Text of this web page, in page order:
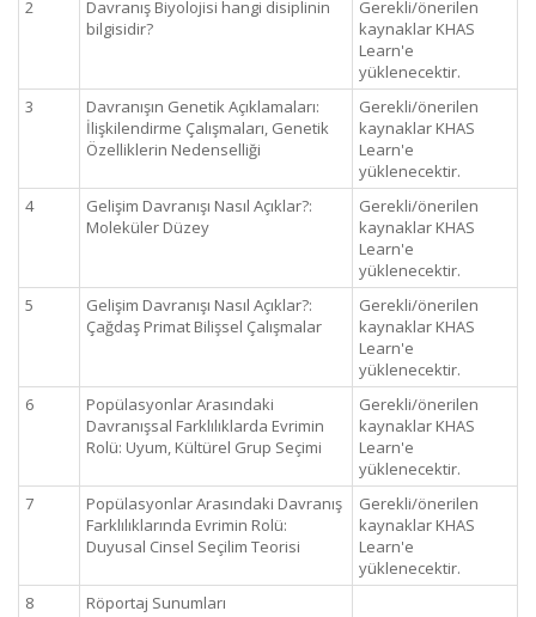
2
Davranış Biyolojisi hangi disiplinin
bilgisidir?
Gerekli/önerilen
kaynaklar KHAS
Learn'e
yüklenecektir.
3
Davranışın Genetik Açıklamaları:
İlişkilendirme Çalışmaları, Genetik
Özelliklerin Nedenselliği
Gerekli/önerilen
kaynaklar KHAS
Learn'e
yüklenecektir.
4
Gelişim Davranışı Nasıl Açıklar?:
Moleküler Düzey
Gerekli/önerilen
kaynaklar KHAS
Learn'e
yüklenecektir.
5
Gelişim Davranışı Nasıl Açıklar?:
Çağdaş Primat Bilişsel Çalışmalar
Gerekli/önerilen
kaynaklar KHAS
Learn'e
yüklenecektir.
6
Popülasyonlar Arasındaki
Davranışsal Farklılıklarda Evrimin
Rolü: Uyum, Kültürel Grup Seçimi
Gerekli/önerilen
kaynaklar KHAS
Learn'e
yüklenecektir.
7
Popülasyonlar Arasındaki Davranış
Farklılıklarında Evrimin Rolü:
Duyusal Cinsel Seçilim Teorisi
Gerekli/önerilen
kaynaklar KHAS
Learn'e
yüklenecektir.
8
Röportaj Sunumları